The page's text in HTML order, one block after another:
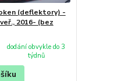
(deflektory) -
2016- (bez
dodání obvykle do 3
týdnů